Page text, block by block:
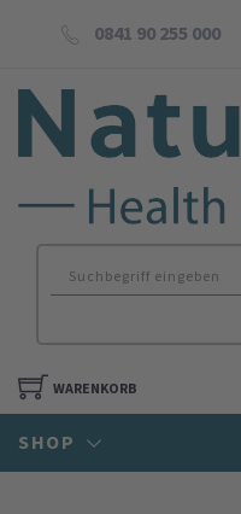
0841 90 255 000
WARENKORB
SHOP